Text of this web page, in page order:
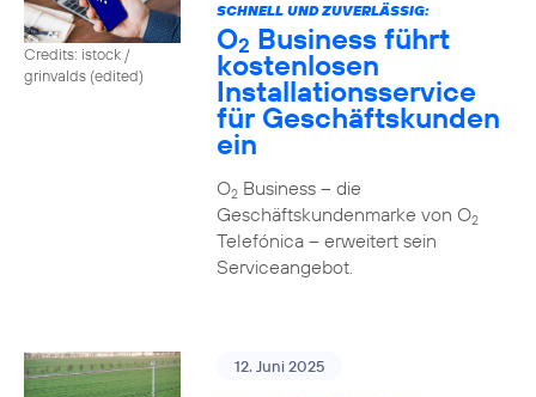
Credits: istock /
grinvalds (edited)
SCHNELL UND ZUVERLÄSSIG:
O2 Business führt
kostenlosen
Installationsservice
für Geschäftskunden
ein
O2Business – die
Geschäftskundenmarke von O2
Telefónica – erweitert sein
Serviceangebot.
12. Juni 2025